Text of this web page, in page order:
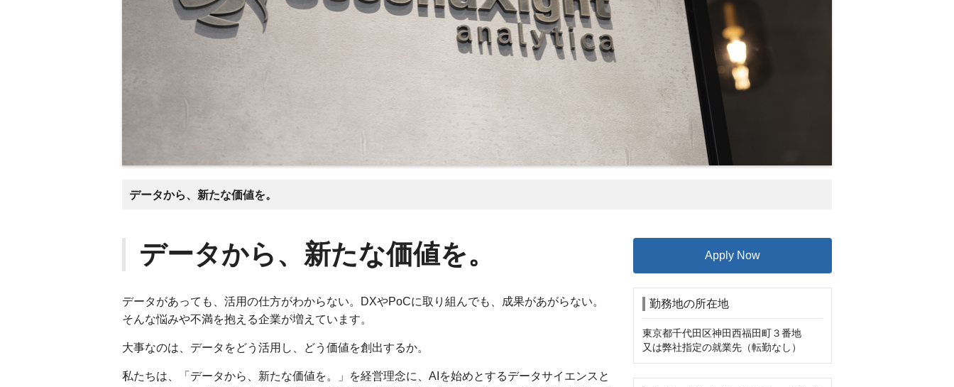
データから、新たな価値を。
データから、新たな価値を。
データがあっても、活用の仕方がわからない。DXやPoCに取り組んでも、成果があがらない。
そんな悩みや不満を抱える企業が増えています。
大事なのは、データをどう活用し、どう価値を創出するか。
私たちは、「データから、新たな価値を。」を経営理念に、AIを始めとするデータサイエンスと
Apply Now
勤務地の所在地
東京都千代田区神田西福田町３番地
又は弊社指定の就業先（転勤なし）